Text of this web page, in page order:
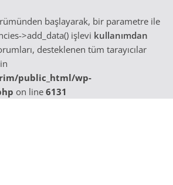
başlayarak, bir parametre ile
>add_data() işlevi kullanımdan
desteklenen tüm tarayıcılar
public_html/wp-
on line 6131